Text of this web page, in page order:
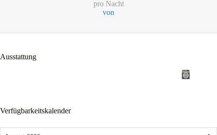
pro Nacht
von
Ausstattung
Verfügbarkeitskalender